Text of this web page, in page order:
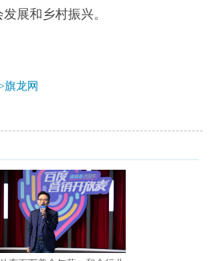
展和乡村振兴。
旗龙网